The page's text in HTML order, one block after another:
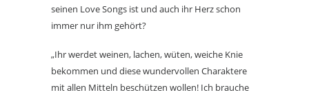
seinen Love Songs ist und auch ihr Herz schon
immer nur ihm gehört?
„Ihr werdet weinen, lachen, wüten, weiche Knie
bekommen und diese wundervollen Charaktere
mit allen Mitteln beschützen wollen! Ich brauche